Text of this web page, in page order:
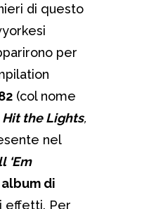
di questo
per
(col nome
Hit the Lights,
nel
‘Em
di
effetti. Per